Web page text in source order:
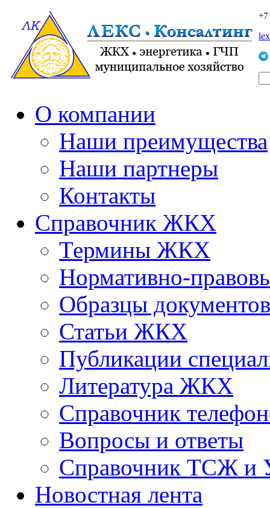
О компании
Наши преимущества
Наши партнеры
Контакты
Справочник ЖКХ
Термины ЖКХ
Нормативно-
Образцы документов
Статьи ЖКХ
Публикации
Литература ЖКХ
Справочник
Вопросы и ответы
Справочник ТСЖ и
Новостная лента